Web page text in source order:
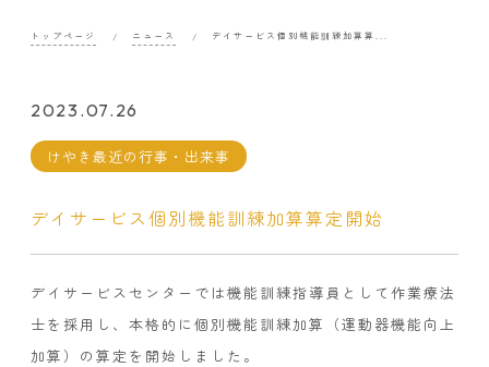
トップページ ニュース デイサービス個別機能訓練加算算...
2023.07.26
けやき最近の行事・出来事
デイサービス個別機能訓練加算算定開始
デイサービスセンターでは機能訓練指導員として作業療法
士を採用し、本格的に個別機能訓練加算（運動器機能向上
加算）の算定を開始しました。